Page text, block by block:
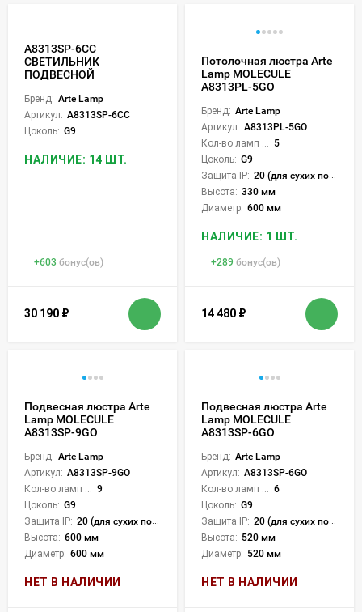
A8313SP-6CC
СВЕТИЛЬНИК
ПОДВЕСНОЙ
Бренд: Arte Lamp
Артикул: A8313SP-6CC
Цоколь: G9
НАЛИЧИЕ: 14 ШТ.
+603 бонус(ов)
30 190 ₽
Потолочная люстра Arte
Lamp MOLECULE
A8313PL-5GO
Бренд: Arte Lamp
Артикул: A8313PL-5GO
5
Цоколь: G9
Защита IP: 20 (для сухих пом.)
Высота: 330 мм
Диаметр: 600 мм
НАЛИЧИЕ: 1 ШТ.
+289 бонус(ов)
14 480 ₽
Подвесная люстра Arte
Lamp MOLECULE
A8313SP-9GO
Бренд: Arte Lamp
Артикул: A8313SP-9GO
9
Цоколь: G9
Защита IP: 20 (для сухих пом.)
Высота: 600 мм
Диаметр: 600 мм
НЕТ В НАЛИЧИИ
Подвесная люстра Arte
Lamp MOLECULE
A8313SP-6GO
Бренд: Arte Lamp
Артикул: A8313SP-6GO
6
Цоколь: G9
Защита IP: 20 (для сухих пом.)
Высота: 520 мм
Диаметр: 520 мм
НЕТ В НАЛИЧИИ